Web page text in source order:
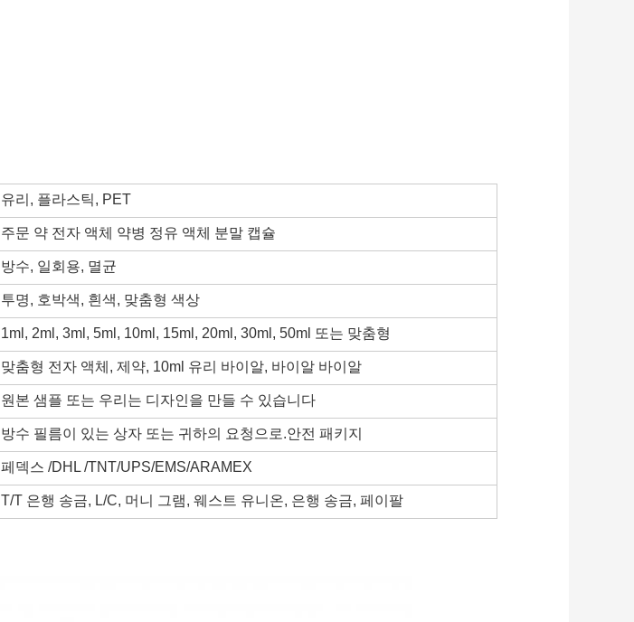
유리, 플라스틱, PET
주문 약 전자 액체 약병 정유 액체 분말 캡슐
방수, 일회용, 멸균
투명, 호박색, 흰색, 맞춤형 색상
1ml, 2ml, 3ml, 5ml, 10ml, 15ml, 20ml, 30ml, 50ml 또는 맞춤형
맞춤형 전자 액체, 제약, 10ml 유리 바이알, 바이알 바이알
원본 샘플 또는 우리는 디자인을 만들 수 있습니다
방수 필름이 있는 상자 또는 귀하의 요청으로.안전 패키지
페덱스 /DHL /TNT/UPS/EMS/ARAMEX
T/T 은행 송금, L/C, 머니 그램, 웨스트 유니온, 은행 송금, 페이팔